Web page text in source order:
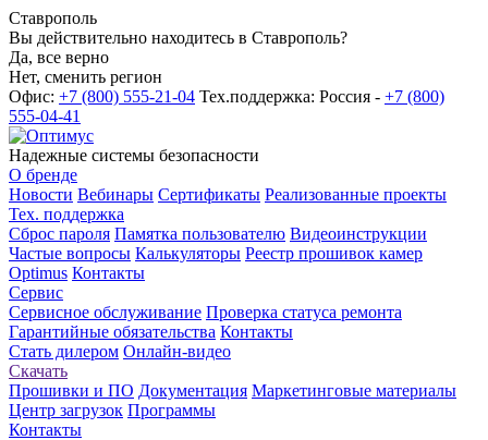
Ставрополь
Вы действительно находитесь в Ставрополь?
Да, все верно
Нет, сменить регион
Офис: +7 (800) 555-21-04 Тех.поддержка: Россия - +7 (800)
555-04-41
Надежные системы безопасности
О бренде
Новости Вебинары Сертификаты Реализованные проекты
Тех. поддержка
Сброс пароля Памятка пользователю Видеоинструкции
Частые вопросы Калькуляторы Реестр прошивок камер
Optimus Контакты
Сервис
Сервисное обслуживание Проверка статуса ремонта
Гарантийные обязательства Контакты
Стать дилером Онлайн-видео
Скачать
Прошивки и ПО Документация Маркетинговые материалы
Центр загрузок Программы
Контакты